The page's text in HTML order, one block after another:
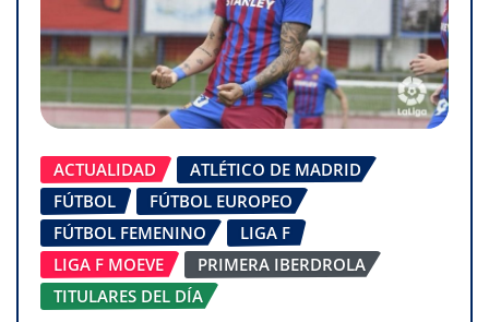
ACTUALIDAD
ATLÉTICO DE MADRID
FÚTBOL
FÚTBOL EUROPEO
FÚTBOL FEMENINO
LIGA F
LIGA F MOEVE
PRIMERA IBERDROLA
TITULARES DEL DÍA